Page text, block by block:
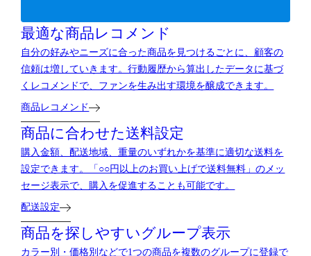
最適な商品レコメンド
自分の好みやニーズに合った商品を見つけるごとに、顧客の
信頼は増していきます。行動履歴から算出したデータに基づ
くレコメンドで、ファンを生み出す環境を醸成できます。
商品レコメンド
商品に合わせた送料設定
購入金額、配送地域、重量のいずれかを基準に適切な送料を
設定できます。「○○円以上のお買い上げで送料無料」のメッ
セージ表示で、購入を促進することも可能です。
配送設定
商品を探しやすいグループ表示
カラー別・価格別などで1つの商品を複数のグループに登録で